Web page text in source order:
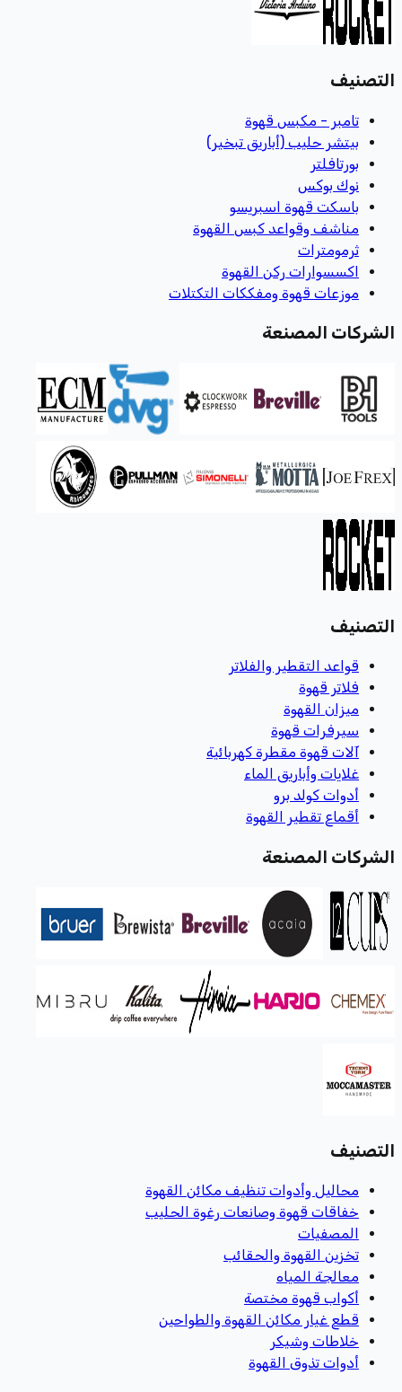
التصنيف
تامبر - مكبس قهوة
بيتشر حليب (أباريق تبخير)
بورتافلتر
نوك بوكس
باسكت قهوة اسبريسو
مناشف وقواعد كبس القهوة
ثرمومترات
اكسسوارات ركن القهوة
موزعات قهوة ومفككات التكتلات
الشركات المصنعة
التصنيف
قواعد التقطير والفلاتر
فلاتر قهوة
ميزان القهوة
سيرفرات قهوة
آلات قهوة مقطرة كهربائية
غلايات وأباريق الماء
أدوات كولد برو
أقماع تقطير القهوة
الشركات المصنعة
التصنيف
محاليل وأدوات تنظيف مكائن القهوة
خفاقات قهوة وصانعات رغوة الحليب
المصفيات
تخزين القهوة والحقائب
معالجة المياه
أكواب قهوة مختصة
قطع غيار مكائن القهوة والطواحين
خلاطات وشيكر
أدوات تذوق القهوة